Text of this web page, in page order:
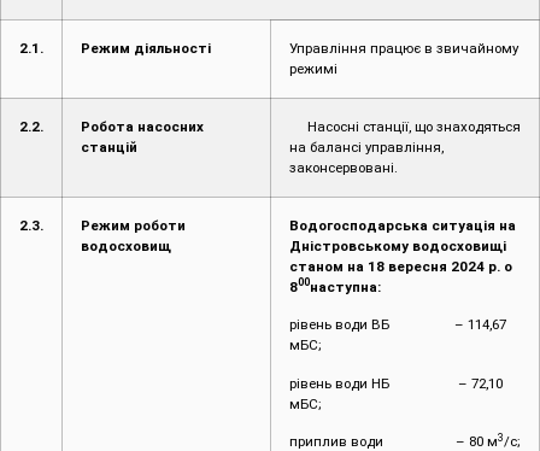
2.1. Режим діяльності
Управління працює в звичайному
режимі
2.2.
Робота насосних
станцій
Насосні станції, що знаходяться
на балансі управління,
законсервовані.
2.3.
Режим роботи
водосховищ
Водогосподарська ситуація на
Дністровському водосховищі
станом на 18 вересня 2024 р. о
800наступна:
рівень води ВБ – 114,67
мБС;
рівень води НБ – 72,10
мБС;
приплив води – 80 м3/с;